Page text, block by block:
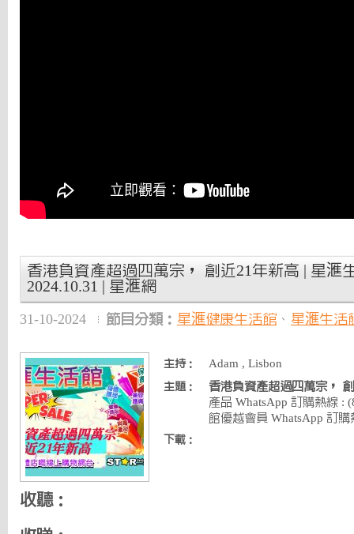
香港負資產超過四萬宗， 創近21年新高 | 星滙
2024.10.31 | 星滙網
31-10-2024 節目分類： 星滙健康生活館、 星滙生活
主持： Adam , Lisbon
主題：
香港負資產超過四萬宗，
產品 WhatsApp 訂購熱線 :
館優越會員 WhatsApp 訂
下載：
收聽：